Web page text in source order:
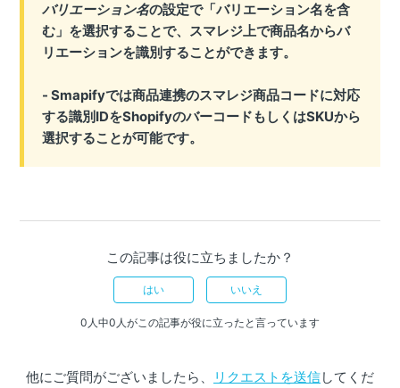
バリエーション名の設定で「バリエーション名を含
む」を選択することで、スマレジ上で商品名からバ
リエーションを識別することができます。
- Smapifyでは商品連携のスマレジ商品コードに対応
する識別IDをShopifyのバーコードもしくはSKUから
選択することが可能です。
この記事は役に立ちましたか？
はい いいえ
0人中0人がこの記事が役に立ったと言っています
他にご質問がございましたら、 リクエストを送信してくだ